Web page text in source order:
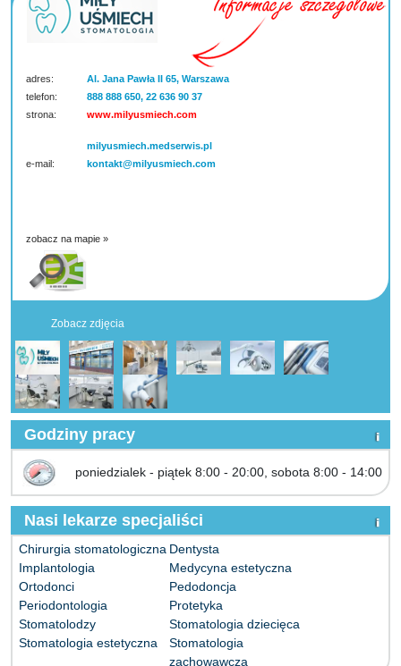
adres:
Al. Jana Pawła II 65, Warszawa
telefon:
888 888 650, 22 636 90 37
strona:
www.milyusmiech.com
milyusmiech.medserwis.pl
e-mail:
kontakt@milyusmiech.com
zobacz na mapie »
Zobacz zdjęcia
Godziny pracy
poniedzialek - piątek 8:00 - 20:00, sobota 8:00 - 14:00
Nasi lekarze specjaliści
Chirurgia stomatologiczna Dentysta
Implantologia
Medycyna estetyczna
Ortodonci
Pedodoncja
Periodontologia
Protetyka
Stomatolodzy
Stomatologia dziecięca
Stomatologia estetyczna
Stomatologia
zachowawcza